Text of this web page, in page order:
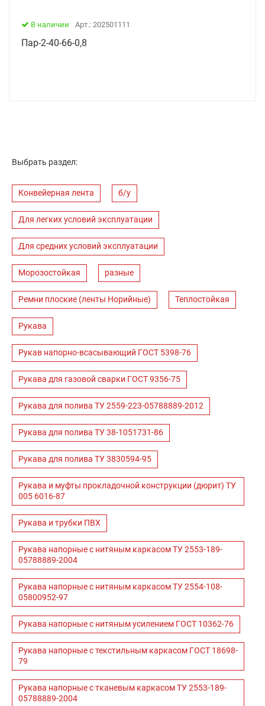
В наличии Арт.: 202501111
Пар-2-40-66-0,8
Выбрать раздел:
Конвейерная лента б/у
Для легких условий эксплуатации
Для средних условий эксплуатации
Морозостойкая разные
Ремни плоские (ленты Норийные) Теплостойкая
Рукава
Рукав напорно-всасывающий ГОСТ 5398-76
Рукава для газовой сварки ГОСТ 9356-75
Рукава для полива ТУ 2559-223-05788889-2012
Рукава для полива ТУ 38-1051731-86
Рукава для полива ТУ 3830594-95
Рукава и муфты прокладочной конструкции (дюрит) ТУ
005 6016-87
Рукава и трубки ПВХ
Рукава напорные с нитяным каркасом ТУ 2553-189-
05788889-2004
Рукава напорные с нитяным каркасом ТУ 2554-108-
05800952-97
Рукава напорные с нитяным усилением ГОСТ 10362-76
Рукава напорные с текстильным каркасом ГОСТ 18698-
79
Рукава напорные с тканевым каркасом ТУ 2553-189-
05788889-2004